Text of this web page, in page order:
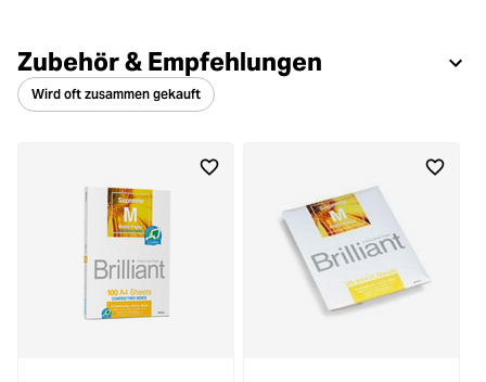
Zubehör & Empfehlungen
Wird oft zusammen gekauft